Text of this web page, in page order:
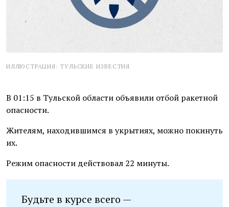
ИЛЛЮСТРАЦИЯ: ТУЛЬСКИЕ ИЗВЕСТИЯ
В 01:15 в Тульской области объявили отбой ракетной
опасности.
Жителям, находившимся в укрытиях, можно покинуть
их.
Режим опасности действовал 22 минуты.
Будьте в курсе всего —